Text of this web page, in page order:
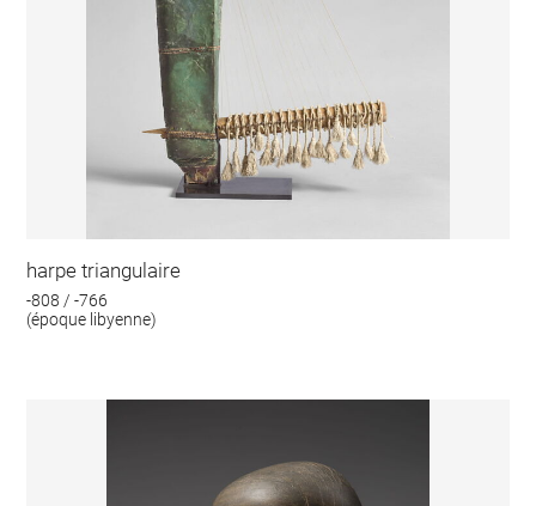
harpe triangulaire
-808 / -766
(époque libyenne)